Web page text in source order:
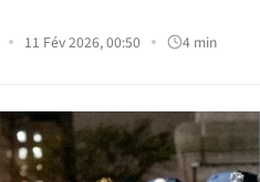
11 Fév 2026, 00:50 4 min